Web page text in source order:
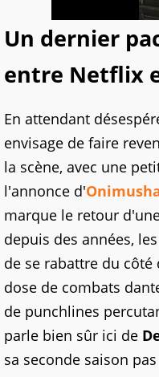
Un dernier
entre Netflix
En attendant
envisage de faire
la scène, avec une
l'annonce d'
marque le retour
depuis des années,
de se rabattre du
dose de combats
de punchlines
parle bien sûr ici de
sa seconde saison